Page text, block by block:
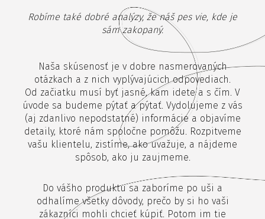
Robíme také dobré analýzy, že náš pes vie, kde je
sám zakopaný.
Naša skúsenosť je v dobre nasmerovaných
otázkach a z nich vyplývajúcich odpovediach.
Od začiatku musí byť jasné, kam idete a s čím. V
úvode sa budeme pýtať a pýtať. Vydolujeme z vás
(aj zdanlivo nepodstatné) informácie a objavíme
detaily, ktoré nám spoločne pomôžu. Rozpitveme
vašu klientelu, zistíme, ako uvažuje, a nájdeme
spôsob, ako ju zaujmeme.
Do vášho produktu sa zaboríme po uši a
odhalíme všetky dôvody, prečo by si ho vaši
zákazníci mohli chcieť kúpiť. Potom im tie